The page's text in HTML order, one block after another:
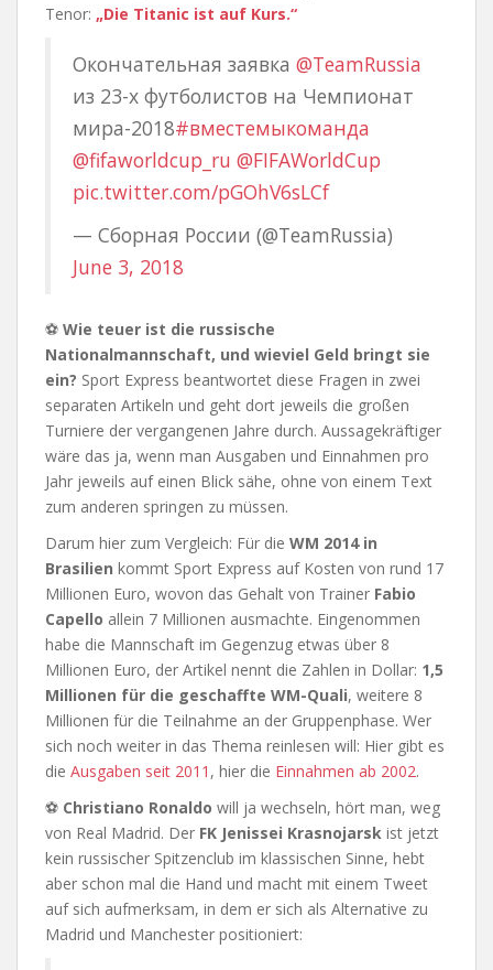
Tenor: „Die Titanic ist auf Kurs.“
Окончательная заявка @TeamRussia
из 23-х футболистов на Чемпионат
мира-2018#вместемыкоманда
@fifaworldcup_ru @FIFAWorldCup
pic.twitter.com/pGOhV6sLCf
— Сборная России (@TeamRussia)
June 3, 2018
⚽ Wie teuer ist die russische
Nationalmannschaft, und wieviel Geld bringt sie
ein? Sport Express beantwortet diese Fragen in zwei
separaten Artikeln und geht dort jeweils die großen
Turniere der vergangenen Jahre durch. Aussagekräftiger
wäre das ja, wenn man Ausgaben und Einnahmen pro
Jahr jeweils auf einen Blick sähe, ohne von einem Text
zum anderen springen zu müssen.
Darum hier zum Vergleich: Für die WM 2014 in
Brasilien kommt Sport Express auf Kosten von rund 17
Millionen Euro, wovon das Gehalt von Trainer Fabio
Capello allein 7 Millionen ausmachte. Eingenommen
habe die Mannschaft im Gegenzug etwas über 8
Millionen Euro, der Artikel nennt die Zahlen in Dollar: 1,5
Millionen für die geschaffte WM-Quali, weitere 8
Millionen für die Teilnahme an der Gruppenphase. Wer
sich noch weiter in das Thema reinlesen will: Hier gibt es
die Ausgaben seit 2011 , hier die Einnahmen ab 2002.
⚽ Christiano Ronaldo will ja wechseln, hört man, weg
von Real Madrid. Der FK Jenissei Krasnojarsk ist jetzt
kein russischer Spitzenclub im klassischen Sinne, hebt
aber schon mal die Hand und macht mit einem Tweet
auf sich aufmerksam, in dem er sich als Alternative zu
Madrid und Manchester positioniert: